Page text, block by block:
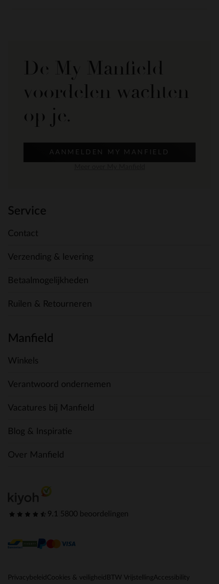
De My Manfield
voordelen wachten
op je.
AANMELDEN MY MANFIELD
Service
Contact
Verzending & levering
Betaalmogelijkheden
Ruilen & Retourneren
Manfield
Winkels
Verantwoord ondernemen
Vacatures bij Manfield
Blog & Inspiratie
Over Manfield
9.1 5800 beoordelingen
Privacybeleid Cookies & veiligheid BTW VrijstellingAccessibility